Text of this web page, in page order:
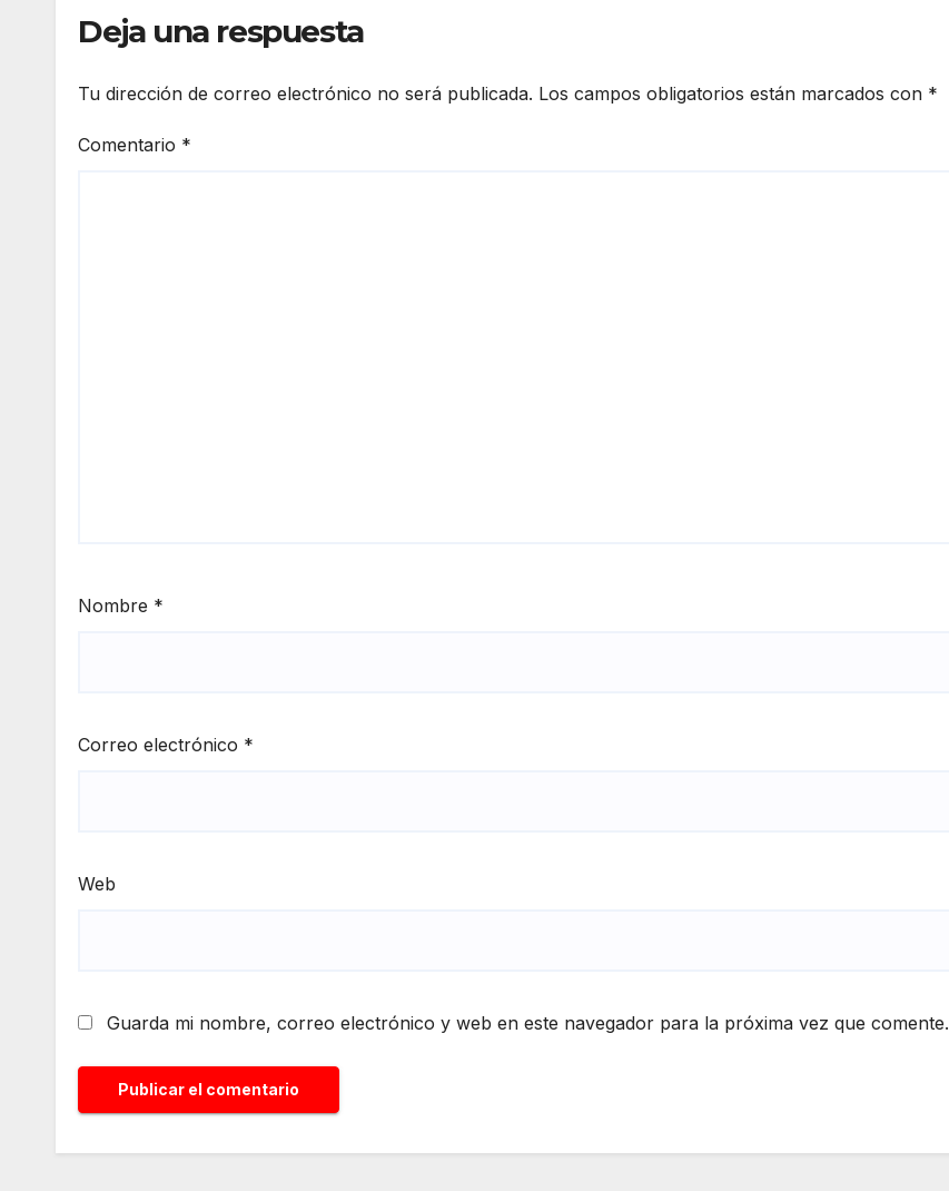
Deja una respuesta
Tu dirección de correo electrónico no será publicada. Los campos obligatorios están marcados con *
Comentario *
Nombre *
Correo electrónico *
Web
Guarda mi nombre, correo electrónico y web en este navegador para la próxima vez que comente.